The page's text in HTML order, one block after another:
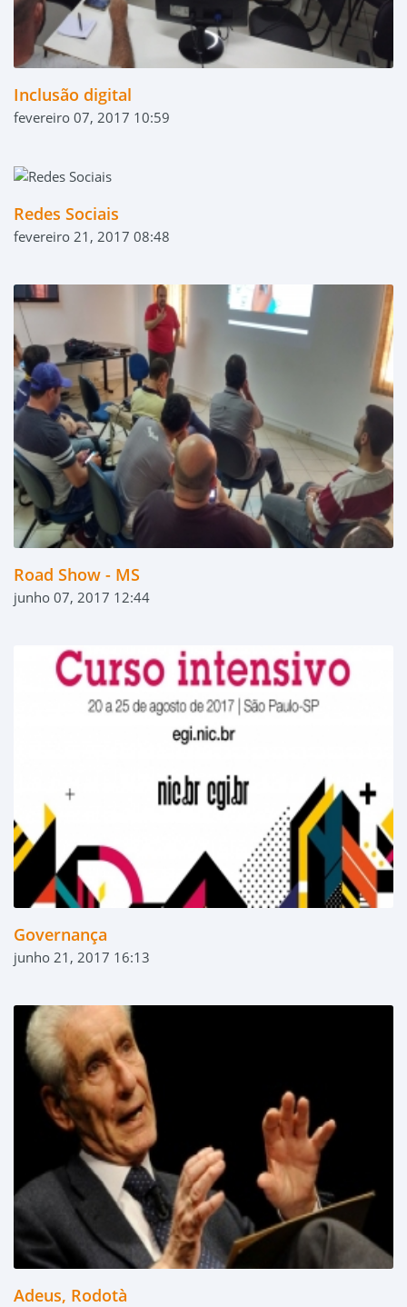
Inclusão digital
fevereiro 07, 2017 10:59
Redes Sociais
fevereiro 21, 2017 08:48
Road Show - MS
junho 07, 2017 12:44
Governança
junho 21, 2017 16:13
Adeus, Rodotà